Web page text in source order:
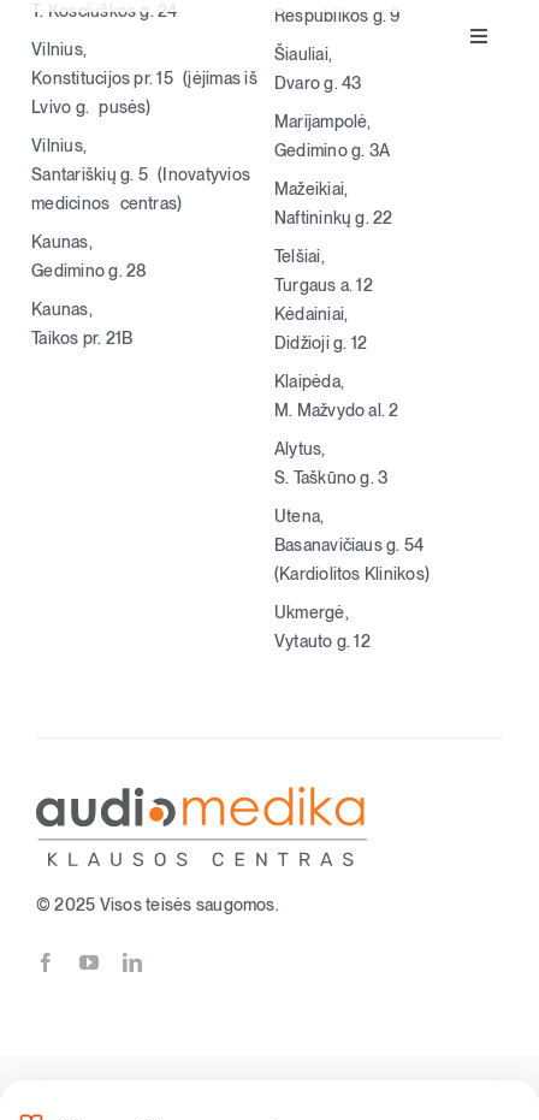
Toggle
Klausos aparatai
Apie klausą
Apie mus
Kontaktai
Parduotuvė
Krepšelis
+370 620 33338
Registracija
T. Kosciuškos g. 24
Vilnius,
Konstitucijos pr. 15 (įėjimas iš
Lvivo g. pusės)
Vilnius,
Santariškių g. 5 (Inovatyvios
medicinos centras)
Kaunas,
Gedimino g. 28
Kaunas,
Taikos pr. 21B
Respublikos g. 9
Šiauliai,
Dvaro g. 43
Marijampolė,
Gedimino g. 3A
Mažeikiai,
Naftininkų g. 22
Telšiai,
Turgaus a. 12
Kėdainiai,
Didžioji g. 12
Klaipėda,
M. Mažvydo al. 2
Alytus,
S. Taškūno g. 3
Utena,
Basanavičiaus g. 54
(Kardiolitos Klinikos)
Ukmergė,
Vytauto g. 12
© 2025 Visos teisės saugomos.